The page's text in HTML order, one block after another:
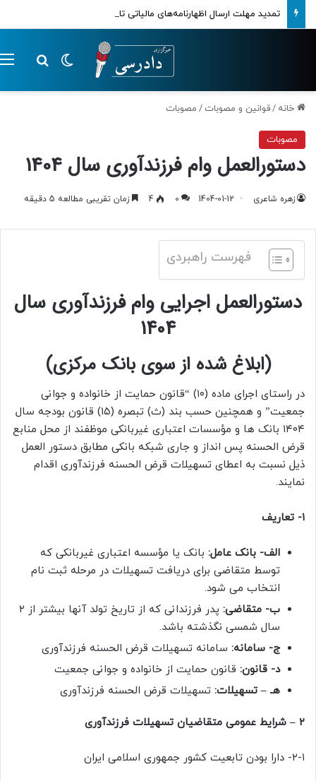
تمدید مهلت ارسال اظهارنامه‌های مالیاتی تا پایان تابستان 1405
تغییر پوسته
خانه /قوانین و مصوبات / مصوبات
مصوبات
دستورالعمل وام فرزندآوری سال 1404
زهره شاعری 1404-01-12
0
4 زمان تقریبی مطالعه 5 دقیقه
فهرست راهبردی
دستورالعمل اجرایی وام فرزندآوری سال
1404
(ابلاغ شده از سوی بانک مرکزی)
در راستای اجرای ماده (۱۰) “قانون حمایت از خانواده و جوانی
جمعیت” و همچنین حسب بند (ث) تبصره (۱۵) قانون بودجه سال
۱۴۰۴ بانک ها و مؤسسات اعتباری غیربانکی موظفند از محل منابع
قرض الحسنه پس انداز و جاری شبکه بانکی مطابق دستور العمل
ذیل نسبت به اعطای تسهیلات قرض الحسنه فرزندآوری اقدام
نمایند.
۱- تعاریف
الف- بانک عامل: بانک یا مؤسسه اعتباری غیربانکی که
توسط متقاضی برای دریافت تسهیلات در مرحله ثبت نام
انتخاب می شود.
ب- متقاضی:
پدر فرزندانی که از تاریخ تولد آنها بیشتر از ۲
سال شمسی نگذشته باشد.
ج- سامانه: سامانه تسهیلات قرض الحسنه فرزندآوری
د- قانون: قانون حمایت از خانواده و جوانی جمعیت
هـ – تسهیلات: تسهیلات قرض الحسنه فرزندآوری
۲ – شرایط عمومی متقاضیان تسهیلات فرزندآوری
۲-۱- دارا بودن تابعیت کشور جمهوری اسلامی ایران